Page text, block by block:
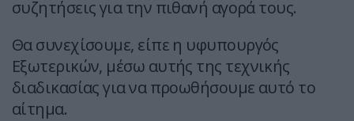
συζητήσεις για την πιθανή αγορά τους.
Θα συνεχίσουμε, είπε η υφυπουργός
Εξωτερικών, μέσω αυτής της τεχνικής
διαδικασίας για να προωθήσουμε αυτό το
αίτημα.